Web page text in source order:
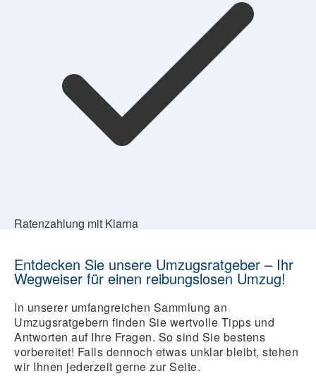
Ratenzahlung mit Klarna
Entdecken Sie unsere Umzugsratgeber – Ihr
Wegweiser für einen reibungslosen Umzug!
In unserer umfangreichen Sammlung an
Umzugsratgebern finden Sie wertvolle Tipps und
Antworten auf Ihre Fragen. So sind Sie bestens
vorbereitet! Falls dennoch etwas unklar bleibt, stehen
wir Ihnen jederzeit gerne zur Seite.